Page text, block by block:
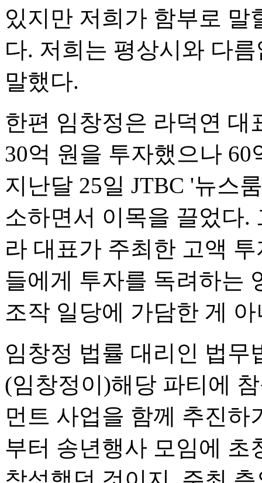
있지만 저희가 함부로 말
다. 저희는 평상시와 다
말했다.
한편 임창정은 라덕연
30억 원을 투자했으나
지난달 25일 JTBC '뉴스
소하면서 이목을 끌었다.
라 대표가 주최한 고액
들에게 투자를 독려하는
조작 일당에 가담한 게
임창정 법률 대리인 법
(임창정이)해당 파티에
먼트 사업을 함께 추진
부터 송년행사 모임에 초